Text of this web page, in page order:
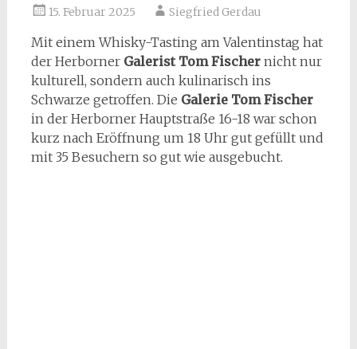
15. Februar 2025 Siegfried Gerdau
Mit einem Whisky-Tasting am Valentinstag hat
der Herborner Galerist Tom Fischernicht nur
kulturell, sondern auch kulinarisch ins
Schwarze getroffen. Die Galerie Tom Fischer
in der Herborner Hauptstraße 16-18 war schon
kurz nach Eröffnung um 18 Uhr gut gefüllt und
mit 35 Besuchern so gut wie ausgebucht.